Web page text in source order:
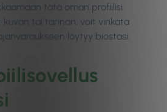
tätä oman profiilisi
kuvan tai tarinan, voit vinkata
löytyy biostasi.